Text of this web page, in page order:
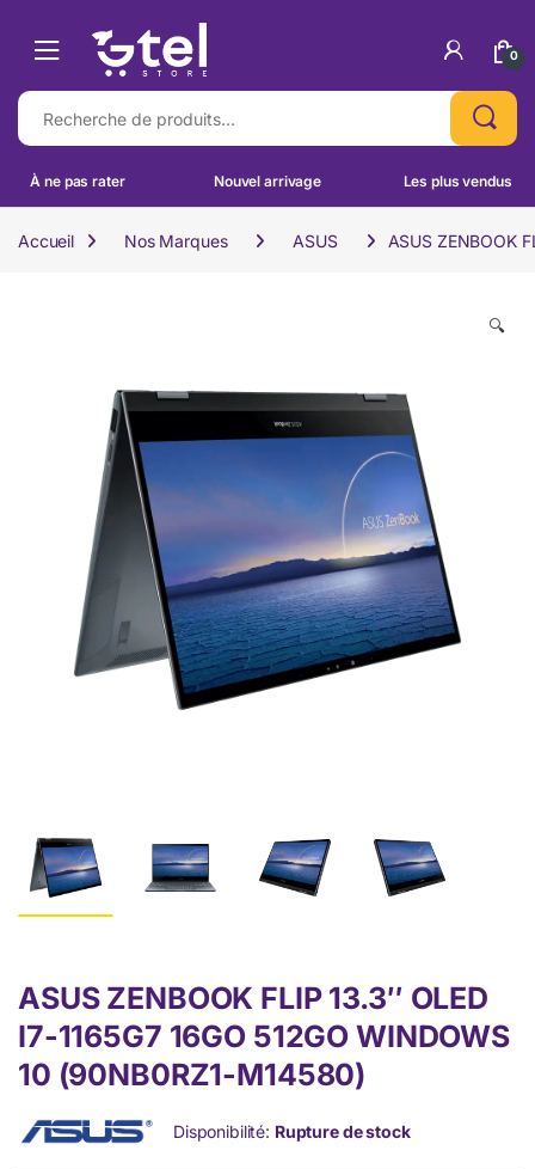
0
Recherche pour :
À ne pas rater Nouvel arrivage Les plus vendus
Accueil Nos Marques ASUS ASUS ZENBOOK
🔍
ASUS ZENBOOK FLIP 13.3″ OLED
I7-1165G7 16GO 512GO WINDOWS
10 (90NB0RZ1-M14580)
Disponibilité: Rupture de stock